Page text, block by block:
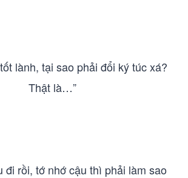
lành, tại sao phải đổi ký túc xá?
Thật là…”
đi rồi, tớ nhớ cậu thì phải làm sao